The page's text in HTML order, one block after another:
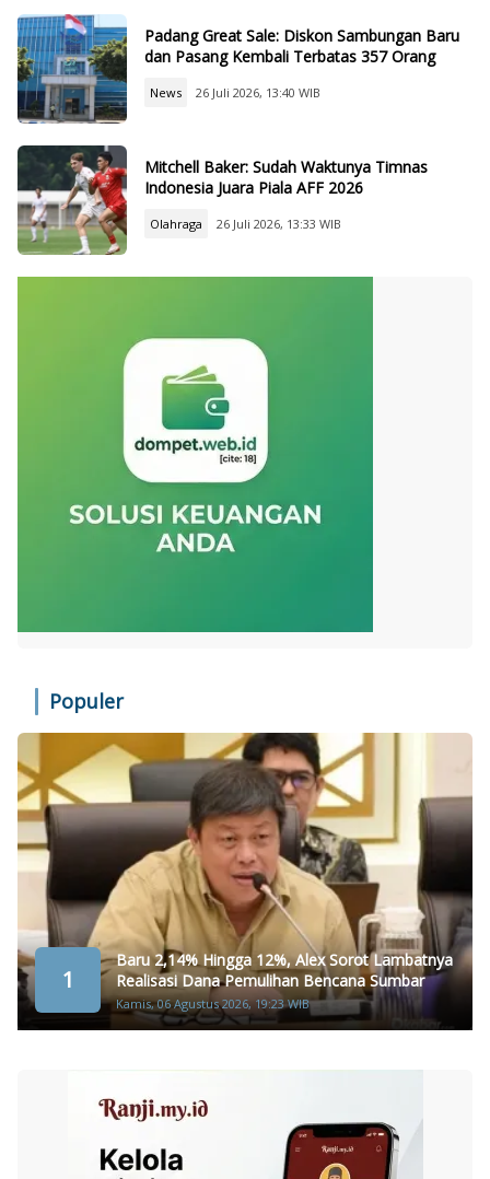
Padang Great Sale: Diskon Sambungan Baru
dan Pasang Kembali Terbatas 357 Orang
News 26 Juli 2026, 13:40 WIB
Mitchell Baker: Sudah Waktunya Timnas
Indonesia Juara Piala AFF 2026
Olahraga 26 Juli 2026, 13:33 WIB
Populer
1
Baru 2,14% Hingga 12%, Alex Sorot Lambatnya
Realisasi Dana Pemulihan Bencana Sumbar
Kamis, 06 Agustus 2026, 19:23 WIB